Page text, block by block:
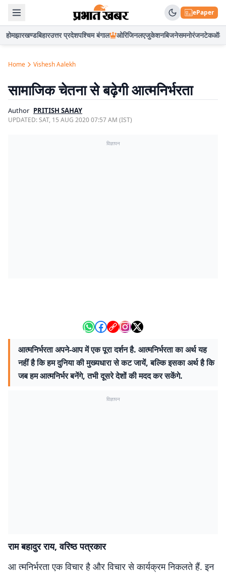
ePaper
होमझारखण्डबिहारउत्तर प्रदेशपश्चिम बंगाल ओरिजिनलएजुकेशनबिजनेसमनोरंजनटेकऑटो
Home Vishesh Aalekh
सामाजिक चेतना से बढ़ेगी आत्मनिर्भरता
Author PRITISH SAHAY
UPDATED:SAT, 15 AUG 2020 07:57 AM (IST)
विज्ञापन
आत्मनिर्भरता अपने-आप में एक पूरा दर्शन है. आत्मनिर्भरता का अर्थ यह
नहीं है कि हम दुनिया की मुख्यधारा से कट जायें, बल्कि इसका अर्थ है कि
जब हम आत्मनिर्भर बनेंगे, तभी दूसरे देशों की मदद कर सकेंगे.
विज्ञापन
राम बहादुर राय, वरिष्ठ पत्रकार
आ त्मनिर्भरता एक विचार है और विचार से कार्यक्रम निकलते हैं. इन